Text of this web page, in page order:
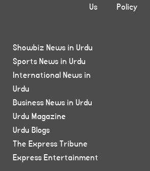
Policy
Us
Showbiz News in Urdu
Sports News in Urdu
International News in
Urdu
Business News in Urdu
Urdu Magazine
Urdu Blogs
The Express Tribune
Express Entertainment